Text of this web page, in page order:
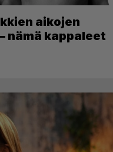
aikojen
nämä kappaleet